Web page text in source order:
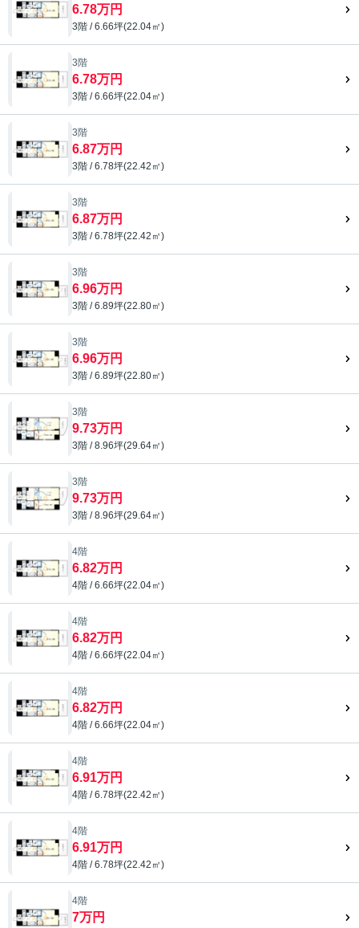
6.78万円
3階 / 6.66坪(22.04㎡)
3階
6.78万円
3階 / 6.66坪(22.04㎡)
3階
6.87万円
3階 / 6.78坪(22.42㎡)
3階
6.87万円
3階 / 6.78坪(22.42㎡)
3階
6.96万円
3階 / 6.89坪(22.80㎡)
3階
6.96万円
3階 / 6.89坪(22.80㎡)
3階
9.73万円
3階 / 8.96坪(29.64㎡)
3階
9.73万円
3階 / 8.96坪(29.64㎡)
4階
6.82万円
4階 / 6.66坪(22.04㎡)
4階
6.82万円
4階 / 6.66坪(22.04㎡)
4階
6.82万円
4階 / 6.66坪(22.04㎡)
4階
6.91万円
4階 / 6.78坪(22.42㎡)
4階
6.91万円
4階 / 6.78坪(22.42㎡)
4階
7万円